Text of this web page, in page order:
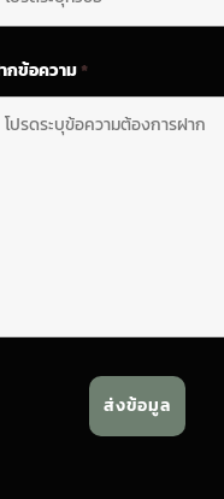
กข้อความ*